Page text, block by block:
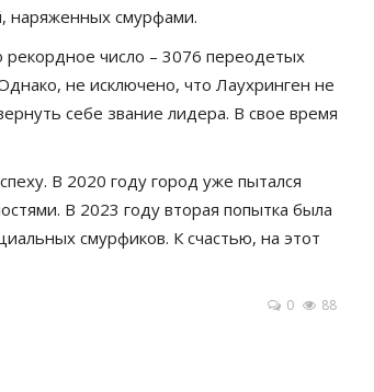
наряженных смурфами.
рекордное число – 3076 переодетых
не исключено, что Лаухринген не
себе звание лидера. В свое время
В 2020 году город уже пытался
В 2023 году вторая попытка была
смурфиков. К счастью, на этот
0 88